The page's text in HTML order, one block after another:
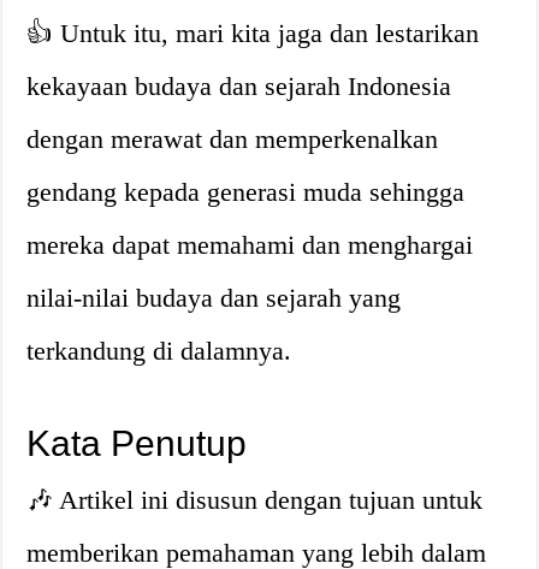
👍 Untuk itu, mari kita jaga dan lestarikan
kekayaan budaya dan sejarah Indonesia
dengan merawat dan memperkenalkan
gendang kepada generasi muda sehingga
mereka dapat memahami dan menghargai
nilai-nilai budaya dan sejarah yang
terkandung di dalamnya.
Kata Penutup
🎶 Artikel ini disusun dengan tujuan untuk
memberikan pemahaman yang lebih dalam